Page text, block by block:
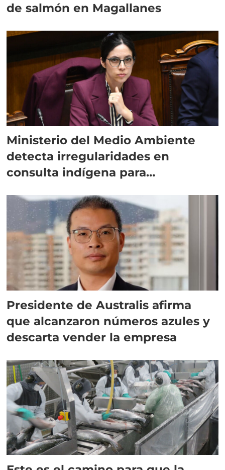
de salmón en Magallanes
Ministerio del Medio Ambiente
detecta irregularidades en
consulta indígena para
Presidente de Australis afirma
que alcanzaron números azules y
descarta vender la empresa